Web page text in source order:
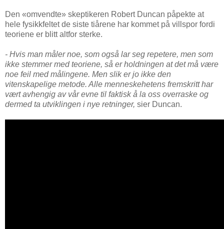
Den «omvendte» skeptikeren Robert Duncan påpekte at
hele fysikkfeltet de siste tiårene har kommet på villspor fordi
teoriene er blitt altfor sterke.
- Hvis man måler noe, som også lar seg repetere, men som
ikke stemmer med teoriene, så er holdningen at det må være
noe feil med målingene. Men slik er jo ikke den
vitenskapelige metode. Alle menneskehetens fremskritt har
vært avhengig av vår evne til faktisk å la oss overraske og
dermed ta utviklingen i nye retninger, sier Duncan.